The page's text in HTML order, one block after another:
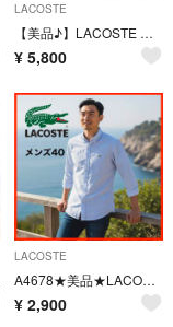
LACOSTE
【美品♪】LACOSTE ベルテッドトレンチコート サイズ34/S
¥ 5,800
LACOSTE
A4678★美品★LACOSTE*ストライプシャツ*長袖*40*水色/白
¥ 2,900